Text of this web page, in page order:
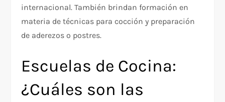
internacional. También brindan formación en
materia de técnicas para cocción y preparación
de aderezos o postres.
Escuelas de Cocina:
¿Cuáles son las